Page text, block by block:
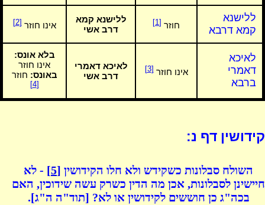
ללישנא
קמא דרבא
חוזר [1]
ללישנא קמא
דרב אשי
אינו חוזר[2]
לאיכא
דאמרי
ברבא
אינו חוזר[3]
לאיכא דאמרי
דרב אשי
בלא אונס:
אינו חוזר
באונס: חוזר
[4]
קידושין דף נ:
השולח סבלונות כשקידש ולא חלו הקידושין [5]
- לא
חיישינן לסבלונות, אכן מה הדין כשרק עשה שידוכין, האם
בכה"ג כן חוששים לקידושין או לא? [תוד"ה ה"ג].